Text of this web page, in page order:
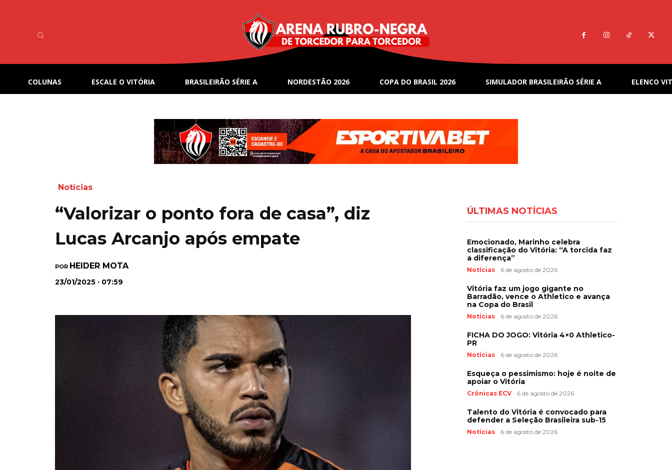
COLUNAS ESCALE O VITÓRIA BRASILEIRÃO SÉRIE A NORDESTÃO 2026 COPA DO BRASIL 2026 SIMULADOR BRASILEIRÃO SÉRIE A ELENCO
Notícias
“Valorizar o ponto fora de casa”, diz
Lucas Arcanjo após empate
POR HEIDER MOTA
23/01/2025 · 07:59
ÚLTIMAS NOTÍCIAS
Emocionado, Marinho celebra
classificação do Vitória: “A torcida faz
a diferença”
Notícias 6 de agosto de 2026
Vitória faz um jogo gigante no
Barradão, vence o Athletico e avança
na Copa do Brasil
Notícias 6 de agosto de 2026
FICHA DO JOGO: Vitória 4×0 Athletico-
PR
Notícias 6 de agosto de 2026
Esqueça o pessimismo: hoje é noite de
apoiar o Vitória
Crônicas ECV 6 de agosto de 2026
Talento do Vitória é convocado para
defender a Seleção Brasileira sub-15
Notícias 6 de agosto de 2026